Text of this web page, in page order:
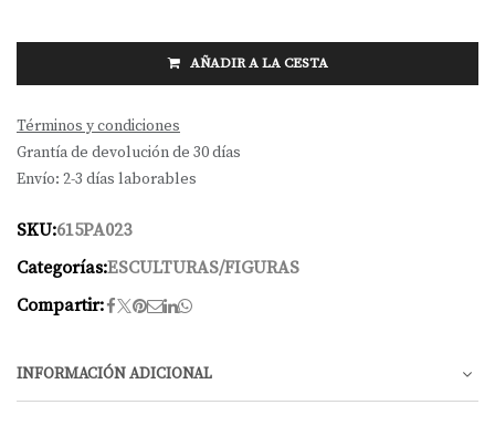
AÑADIR A LA CESTA
Términos y condiciones
Grantía de devolución de 30 días
Envío: 2-3 días laborables
SKU:615PA023
Categorías:ESCULTURAS/FIGURAS
Compartir:
INFORMACIÓN ADICIONAL